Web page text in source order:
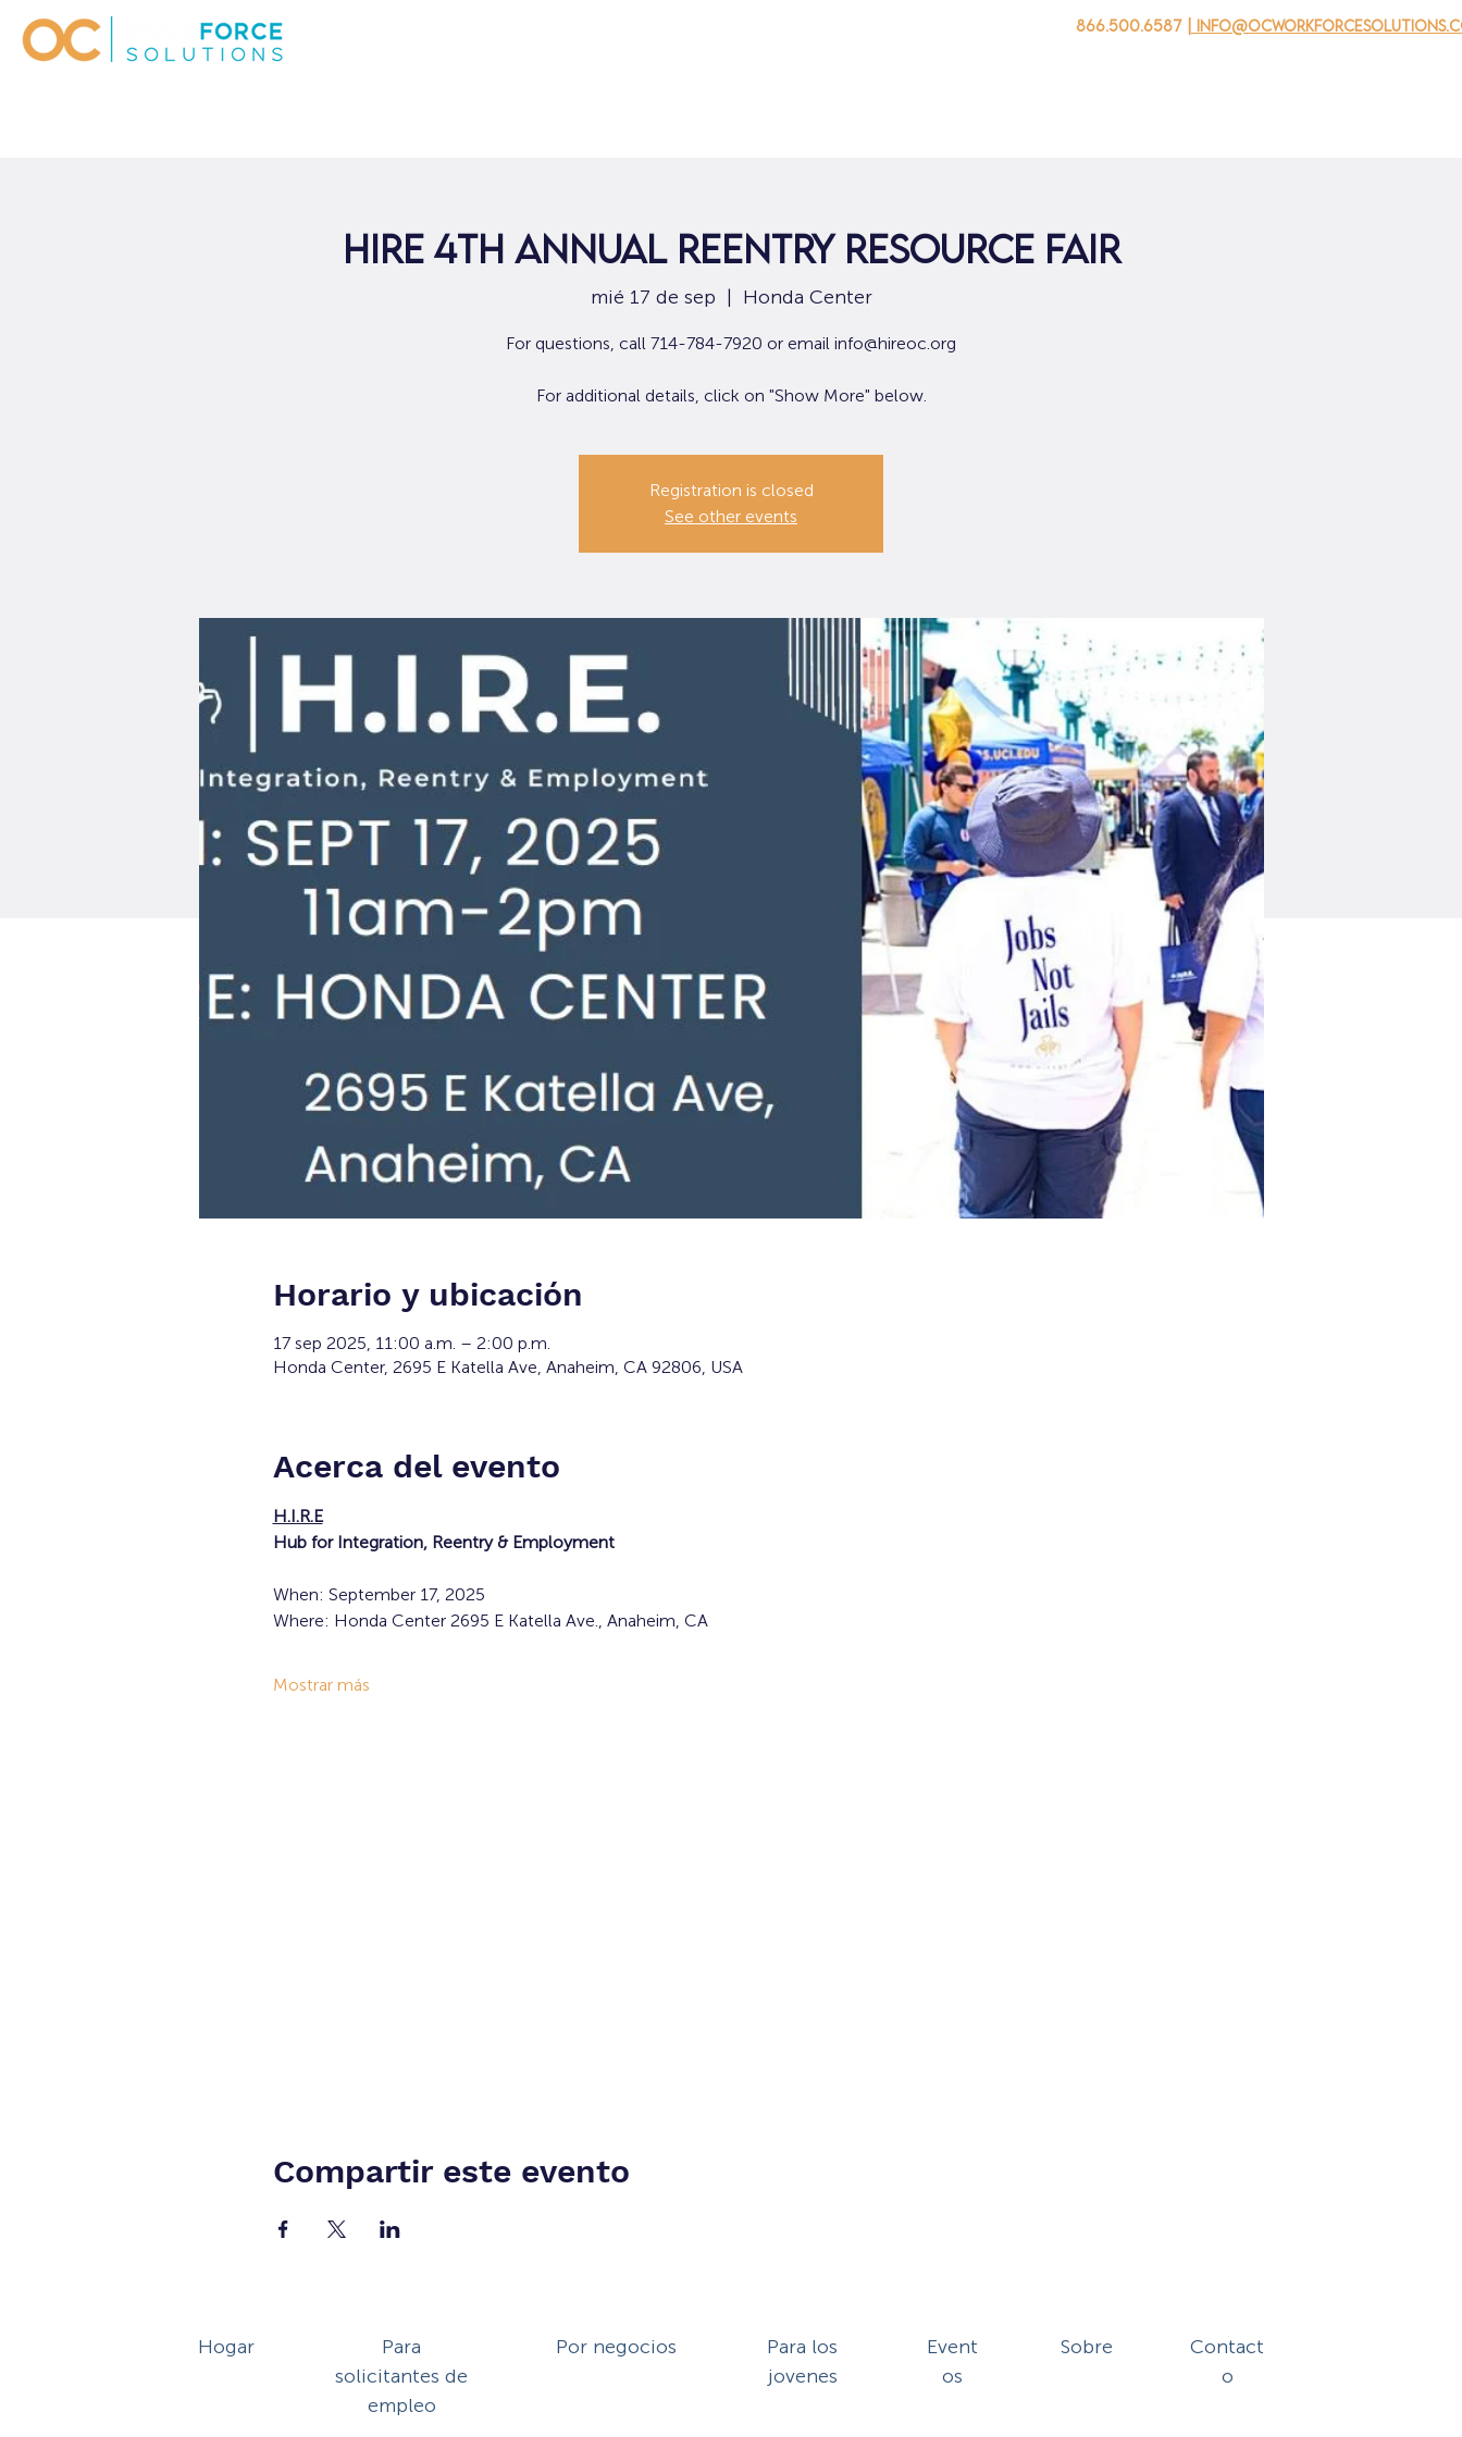
866.500.6587 |
HIRE 4th Annual Reentry Resource Fair
mié 17 de sep
  |
Honda Center
For questions, call 714-784-7920 or email info@hireoc.org
For additional details, click on "Show More" below.
Registration is closed
See other events
Horario y ubicación
17 sep 2025, 11:00 a.m. – 2:00 p.m.
Honda Center, 2695 E Katella Ave, Anaheim, CA 92806, USA
Acerca del evento
H.I.R.E
Hub for Integration, Reentry & Employment
When: September 17, 2025
Where: Honda Center 2695 E Katella Ave., Anaheim, CA
Mostrar más
Compartir este evento
Hogar
Para
solicitantes de
empleo
Por negocios
Para los
jovenes
Event
os
Sobre
Contact
o